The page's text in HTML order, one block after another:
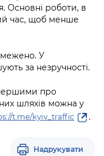
Основні роботи, в
час, щоб менше
У
за незручності.
про
шляхів можна у
t.me/kyiv_traffic .
Надрукувати